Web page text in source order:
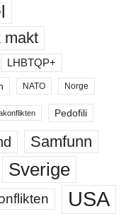
makt
LHBTQP+
NATO Norge
Pedofili
Samfunn
Sverige
USA